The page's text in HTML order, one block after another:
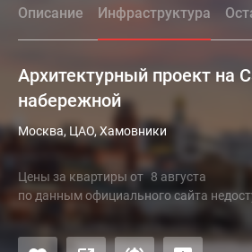
Описание Инфраструктура
Архитектурный проект на
набережной
Москва, ЦАО, Хамовники
Цены за квартиры от 8 августа
по данным официального сайта